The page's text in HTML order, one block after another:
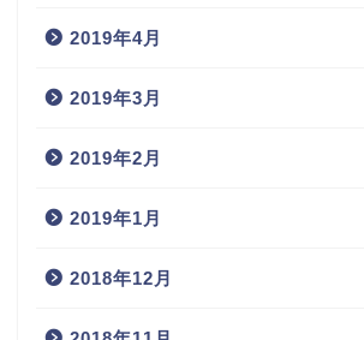
2019年4月
2019年3月
2019年2月
2019年1月
2018年12月